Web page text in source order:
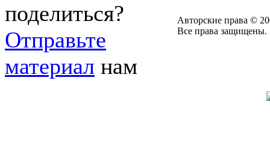
поделиться?
Отправьте
материал нам
Авторские права ©
Все права защищены.